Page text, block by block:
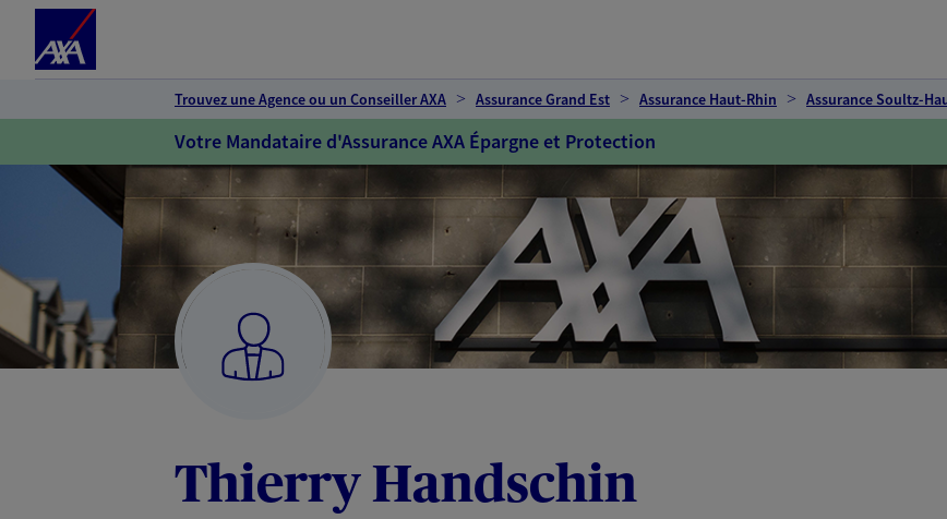
Trouvez une Agence ou un Conseiller AXA Assurance Grand Est Assurance Haut-Rhin Assurance Soultz-
Votre Mandataire d'Assurance AXA Épargne et Protection
Thierry Handschin